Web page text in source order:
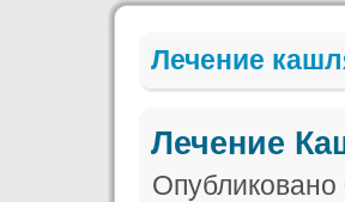
Лечение
Лечение
Опубликовано